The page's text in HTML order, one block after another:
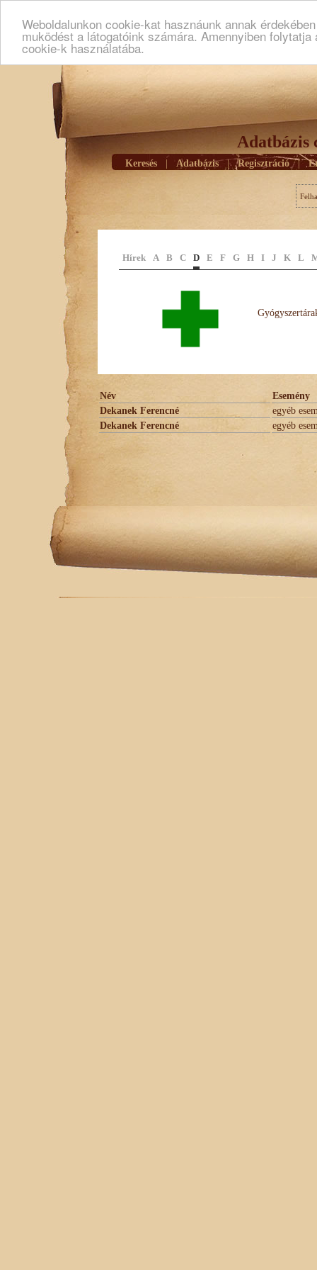
Weboldalunkon cookie-kat hasznáunk annak
muködést a látogatóink számára. Amennyiben
cookie-k használatába.
Adatbázis
Keresés Adatbázis | Regisztráció |
Hírek A B C D E F G H I J K L
Név
Esemény
Dekanek Ferencné
egyéb
Dekanek Ferencné
egyéb